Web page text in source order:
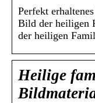
Perfekt
Bild der heiligen
der heiligen
Heilige